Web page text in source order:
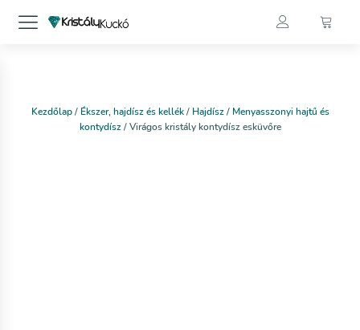
Kezdőlap/ Ékszer, hajdísz és kellék/ Hajdísz/ Menyasszonyi hajtű és
kontydísz/ Virágos kristály kontydísz esküvőre